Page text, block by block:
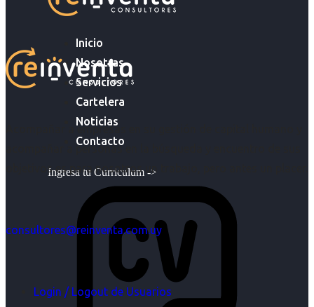
Inicio
Nosotras
Servicios
Cartelera
Noticias
Contacto
Ingresa tu Curriculum ->
Acompañar a empresas en su gestión de capital humano y
acompañar a personas en la búsqueda y encuentro de sus
objetivos es para nosotros un trabajo, pero antes un placer.
consultores@reinventa.com.uy
Login / Logout de Usuarios